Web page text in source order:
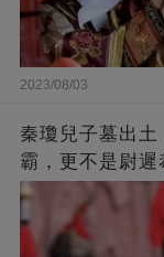
2023/08/03
秦瓊兒子墓出
霸，更不是尉遲